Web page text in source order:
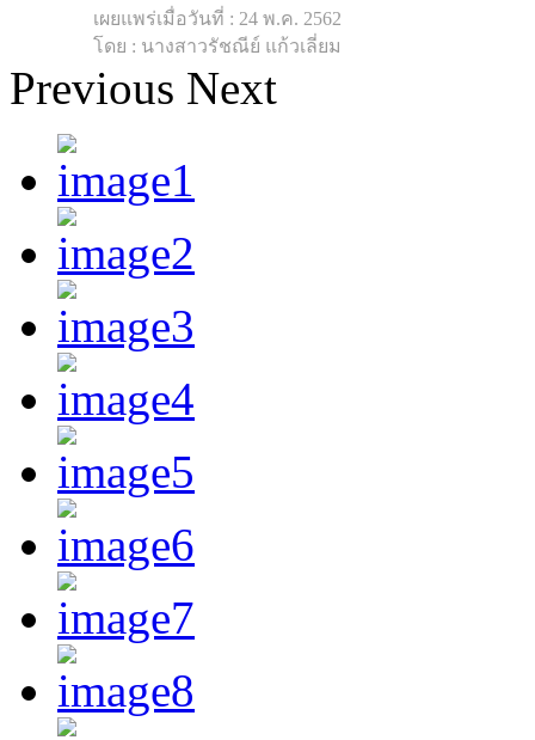
เผยแพร่เมื่อวันที่ : 24 พ.ค. 2562
โดย : นางสาวรัชณีย์ แก้วเลี่ยม
Previous Next